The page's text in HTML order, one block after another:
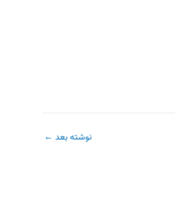
نوشته بعد ←